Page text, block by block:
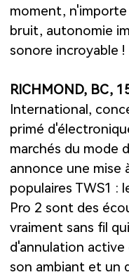
moment,
bruit, autonomie
sonore incroyable !
RICHMOND, BC,
International,
primé
marchés du mode
annonce une mise
populaires TWS1 :
Pro 2 sont des
vraiment sans fil
d'annulation
son ambiant et un